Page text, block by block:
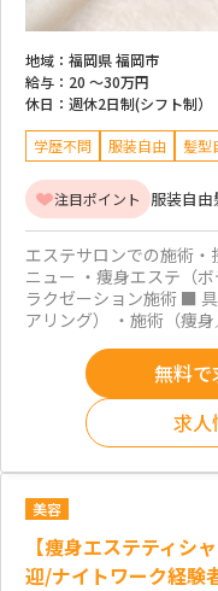
地域： 福岡県 福岡市
給与： 20 ～30万円
休日： 週休2日制(シフト制）
学歴不問 服装自由 髪型
注目ポイント 服装自由
エステサロンでの施術
ニュー ・痩身エステ（
ラクゼーション施術 ■
アリング） ・施術（痩
無料で
求人
美容
【痩身エステティシ
迎/ナイトワーク経験